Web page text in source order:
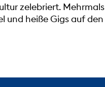
zelebriert.
und heiße Gigs auf